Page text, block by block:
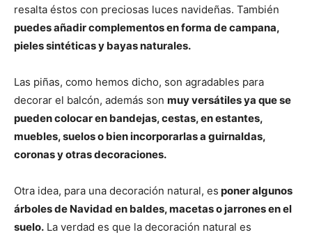
resalta éstos con preciosas luces navideñas. También
puedes añadir complementos en forma de campana,
pieles sintéticas y bayas naturales.
Las piñas, como hemos dicho, son agradables para
decorar el balcón, además son muy versátiles ya que se
pueden colocar en bandejas, cestas, en estantes,
muebles, suelos o bien incorporarlas a guirnaldas,
coronas y otras decoraciones.
Otra idea, para una decoración natural, es poner algunos
árboles de Navidad en baldes, macetas o jarrones en el
suelo. La verdad es que la decoración natural es